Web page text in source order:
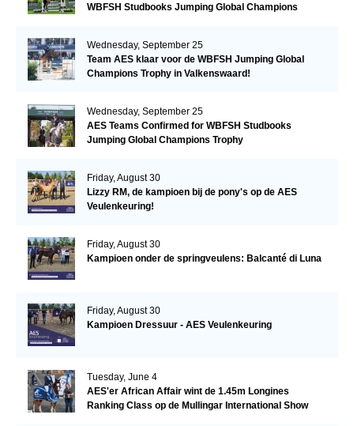
WBFSH Studbooks Jumping Global Champions
Wednesday, September 25
Team AES klaar voor de WBFSH Jumping Global
Champions Trophy in Valkenswaard!
Wednesday, September 25
AES Teams Confirmed for WBFSH Studbooks
Jumping Global Champions Trophy
Friday, August 30
Lizzy RM, de kampioen bij de pony's op de AES
Veulenkeuring!
Friday, August 30
Kampioen onder de springveulens: Balcanté di Luna
Friday, August 30
Kampioen Dressuur - AES Veulenkeuring
Tuesday, June 4
AES'er African Affair wint de 1.45m Longines
Ranking Class op de Mullingar International Show